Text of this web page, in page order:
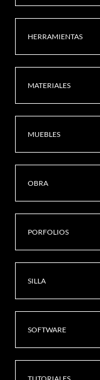
HERRAMIENTAS
MATERIALES
MUEBLES
OBRA
PORFOLIOS
SILLA
SOFTWARE